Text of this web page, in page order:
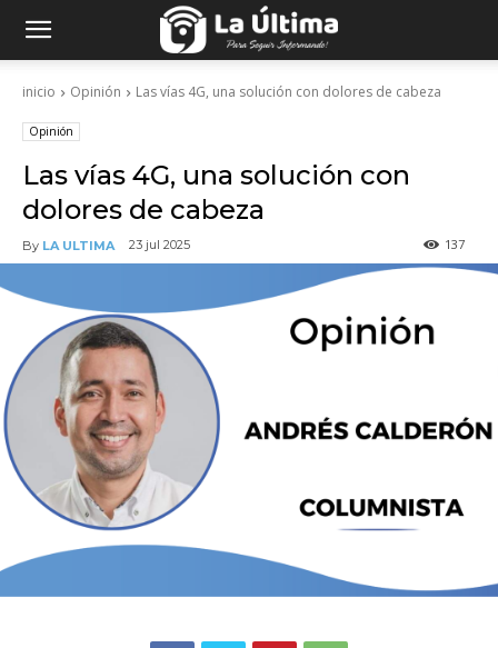
inicio Opinión Las vías 4G, una solución con dolores de cabeza
Opinión
Las vías 4G, una solución con
dolores de cabeza
By LA ULTIMA 23 jul 2025 137